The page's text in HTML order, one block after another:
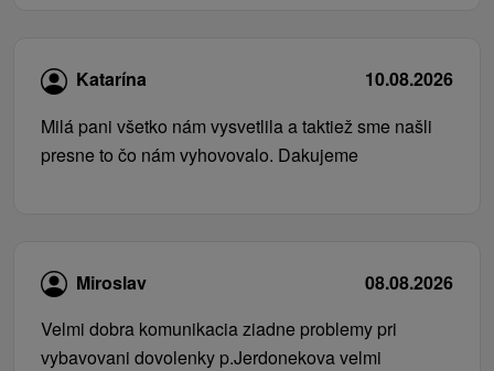
Katarína
10.08.2026
Milá pani všetko nám vysvetlila a taktiež sme našli
presne to čo nám vyhovovalo. Dakujeme
Miroslav
08.08.2026
Velmi dobra komunikacia ziadne problemy pri
vybavovani dovolenky p.Jerdonekova velmi